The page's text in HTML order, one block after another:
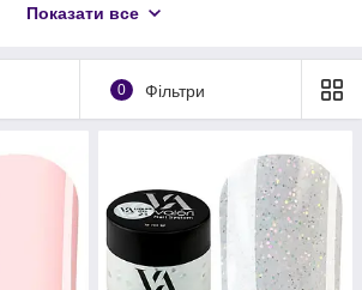
зберігати блискучий вигляд
пігментації, добре просушується,
Показати все
0 Фільтри